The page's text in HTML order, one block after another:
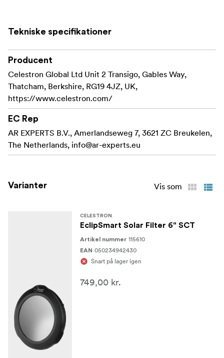
opfylder transmissionskravene i ISO 12312-2, Filters for
Direct Observation of the Sun, EN 1836:2005 A1:2007 (E)
for an E15 Filter for the Direct Observation of the Sun
og, AS/NZS 1338.1:2012, Filters for Eye Protectors.
ISO-kompatibel solsikker film beskytter dine øjne,
når du ser på solen, i modsætning til andre filtre på
markedet.
Ridsefast polymer produceret af American Paper
Optics
to sikkerhedsvelcrobånd og fire selvklæbende
Tekniske specifikationer
Producent
Celestron Global Ltd Unit 2 Transigo, Gables Way,
Thatcham, Berkshire, RG19 4JZ, UK,
https://www.celestron.com/
EC Rep
AR EXPERTS B.V., Amerlandseweg 7, 3621 ZC Breukelen,
The Netherlands, info@ar-experts.eu
Varianter Vis som
CELESTRON
EclipSmart Solar Filter 6" SCT
Artikel nummer 115610
EAN 050234942430
Snart på lager igen
749,00 kr.